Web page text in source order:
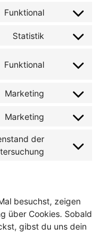
service
wistia
Funktional
Consent
service
Statistik
Consent
service
analytics
Funktional
Consent
service
security-
Marketing
Consent
service
Marketing
Consent
service
der
Consent
besuchst, zeigen
über Cookies. Sobald
gibst du uns dein